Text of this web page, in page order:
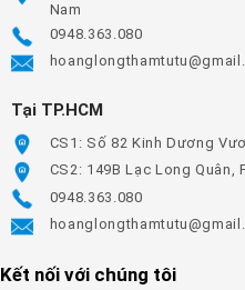
Nam
0948.363.080
Tại TP.HCM
CS1: Số 82 Kinh Dương
CS2: 149B Lạc Long Quân,
0948.363.080
Kết nối với chúng tôi